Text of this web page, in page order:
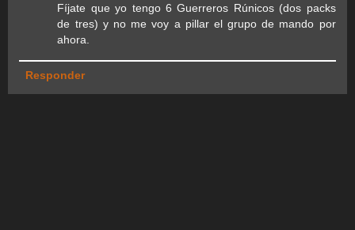
Fíjate que yo tengo 6 Guerreros Rúnicos (dos packs
de tres) y no me voy a pillar el grupo de mando por
ahora.
Responder